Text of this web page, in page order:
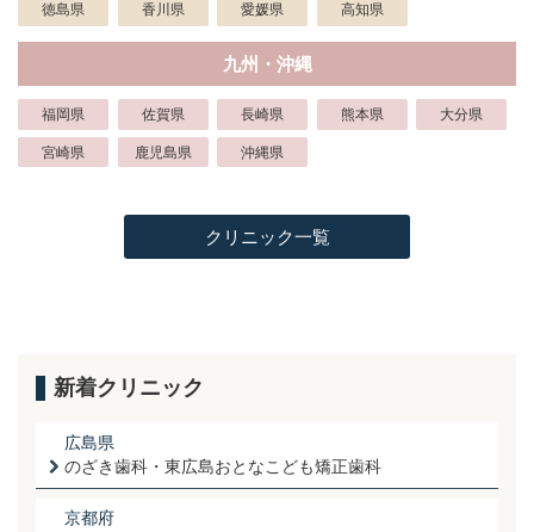
徳島県 香川県 愛媛県 高知県
九州・沖縄
福岡県 佐賀県 長崎県 熊本県 大分県
宮崎県 鹿児島県 沖縄県
クリニック一覧
新着クリニック
広島県
のざき歯科・東広島おとなこども矯正歯科
京都府